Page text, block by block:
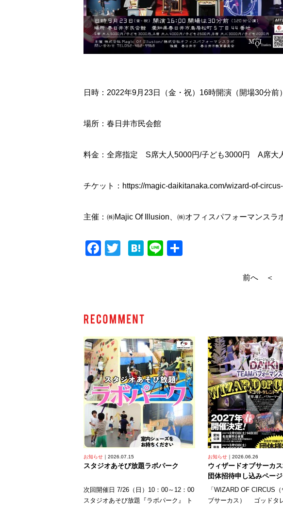
日時：2022年9月23日（金・祝）16時開演（開場30分前）
場所：春日井市民会館
料金：全席指定 S席大人5000円/子ども3000円 A席大
チケット：https://magic-daikitanaka.com/wizard-of-
主催：㈱Majic Of Illusion、㈱オフィスパフォーマンスラ
F
b
o
o
k
H
a
Li
前へ ＜
お知らせ 2026.07.15
スタジオあそび放題ラボパーク
次回開催日 7/26（日）10：00～12：00
スタジオあそび放題『ラボパーク』 ト
お知らせ 2026.06.26
ウィザードオブサーカ
団体招待申し込みページ
「WIZARD OF CIRCUS
ブサーカス） ゴッドタレ